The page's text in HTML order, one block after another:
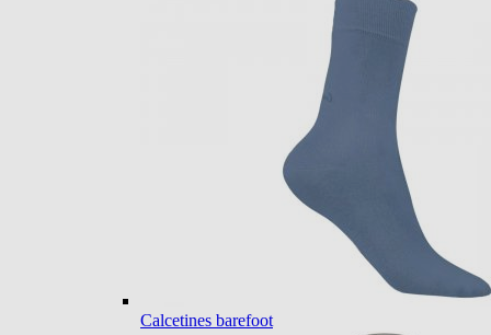
Calcetines barefoot